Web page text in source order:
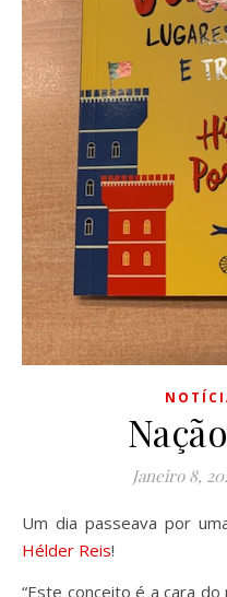
Janeiro 8,
Um dia passeava por
Hélder Reis!
“Este conceito é a cara